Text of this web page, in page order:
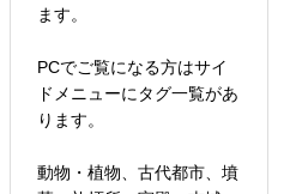
ます。
PCでご覧になる方はサイ
ドメニューにタグ一覧があ
ります。
動物・植物、古代都市、墳